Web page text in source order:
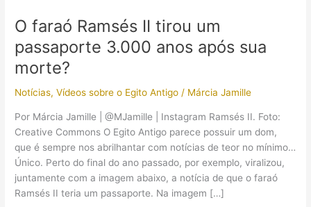
O faraó Ramsés II tirou um
passaporte 3.000 anos após sua
morte?
Notícias,Vídeos sobre o Egito Antigo / Márcia Jamille
Por Márcia Jamille | @MJamille | Instagram Ramsés II. Foto:
Creative Commons O Egito Antigo parece possuir um dom,
que é sempre nos abrilhantar com notícias de teor no mínimo…
Único. Perto do final do ano passado, por exemplo, viralizou,
juntamente com a imagem abaixo, a notícia de que o faraó
Ramsés II teria um passaporte. Na imagem […]